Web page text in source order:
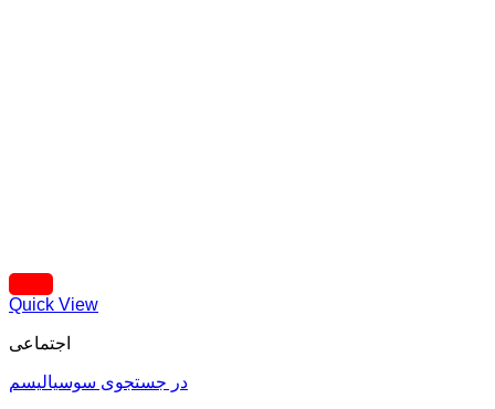
Quick View
اجتماعی
در جستجوی سوسیالیسم